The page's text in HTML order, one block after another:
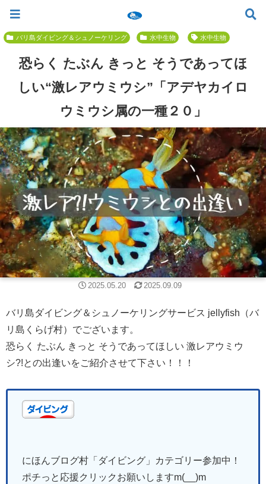
バリ島でいちばん優しい初心者専門 ≫
バリ島ダイビング＆シュノーケリング 水中生物 水中生物
恐らく たぶん きっと そうであってほ
しい“激レアウミウシ”「アデヤカイロ
ウミウシ属の一種２０」
2025.05.20 2025.09.09
バリ島ダイビング＆シュノーケリングサービス jellyfish（バ
リ島くらげ村）でございます。
恐らく たぶん きっと そうであってほしい 激レアウミウ
シ?!との出逢いをご紹介させて下さい！！！
にほんブログ村「ダイビング 」
カテゴリー参加中！
ポチっと応援クリックお願いしますm(__)m